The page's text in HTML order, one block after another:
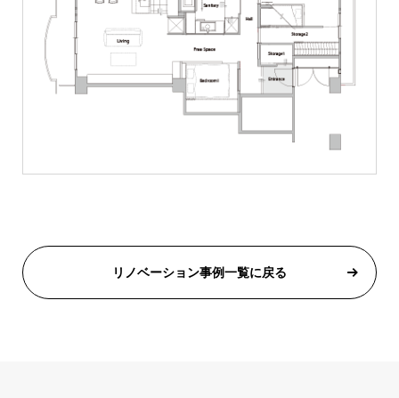
リノベーション事例一覧に戻る